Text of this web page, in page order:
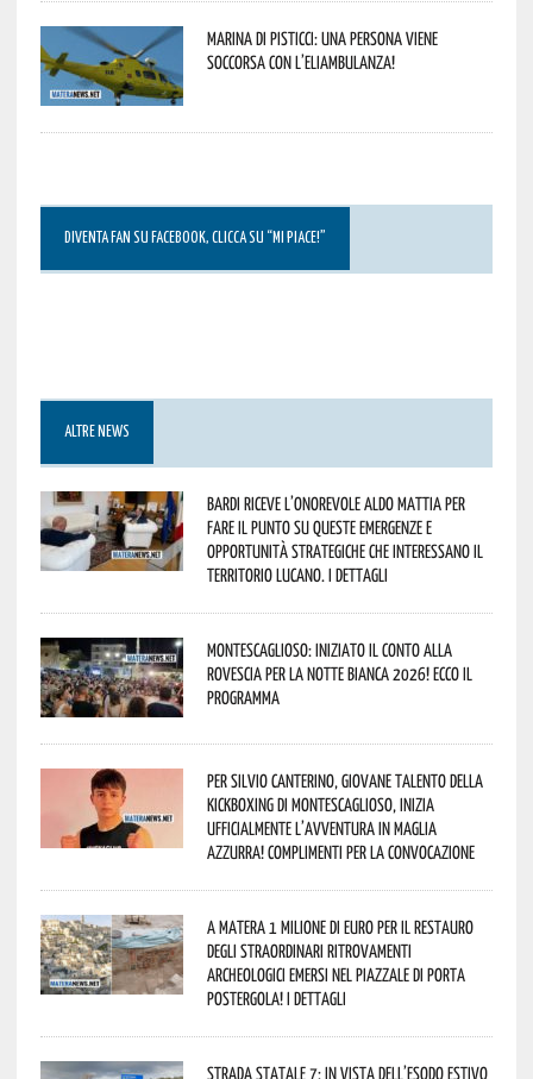
Marina di Pisticci: una persona viene
soccorsa con l’eliambulanza!
DIVENTA FAN SU FACEBOOK, CLICCA SU “MI PIACE!”
ALTRE NEWS
Bardi riceve l’onorevole Aldo Mattia per
fare il punto su queste emergenze e
opportunità strategiche che interessano il
territorio lucano. I dettagli
Montescaglioso: iniziato il conto alla
rovescia per la Notte Bianca 2026! Ecco il
programma
Per Silvio Canterino, giovane talento della
kickboxing di Montescaglioso, inizia
ufficialmente l’avventura in maglia
azzurra! Complimenti per la convocazione
A Matera 1 milione di euro per il restauro
degli straordinari ritrovamenti
archeologici emersi nel piazzale di Porta
Postergola! I dettagli
Strada statale 7: in vista dell’esodo estivo